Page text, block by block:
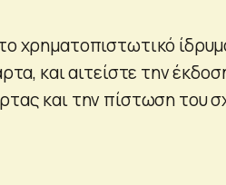
χρηματοπιστωτικό
και αιτείστε την
και την πίστωση του